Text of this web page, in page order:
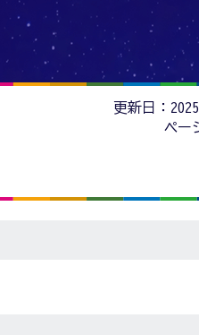
更新日：
ペー